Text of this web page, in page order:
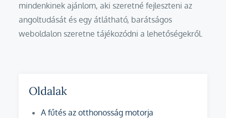
mindenkinek ajánlom, aki szeretné fejleszteni az
angoltudását és egy átlátható, barátságos
weboldalon szeretne tájékozódni a lehetőségekről.
Oldalak
A fűtés az otthonosság motorja